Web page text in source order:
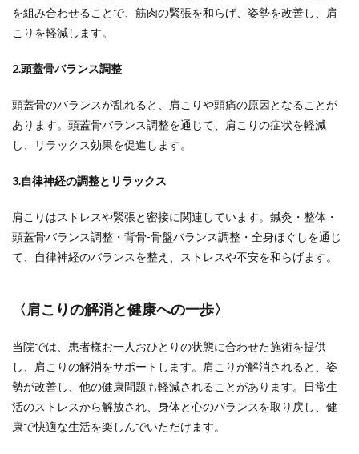
を組み合わせることで、筋肉の緊張を和らげ、姿勢を改善し、肩
こりを軽減します。
2.頭蓋骨バランス調整
頭蓋骨のバランスが乱れると、肩こりや頭痛の原因となることが
あります。頭蓋骨バランス調整を通じて、肩こりの症状を軽減
し、リラックス効果を促進します。
3.自律神経の調整とリラックス
肩こりはストレスや緊張と密接に関連しています。鍼灸・整体・
頭蓋骨バランス調整・背骨-骨盤バランス調整・全身ほぐしを通じ
て、自律神経のバランスを整え、ストレスや不安を和らげます。
〈肩こりの解消と健康への一歩〉
当院では、患者様お一人おひとりの状態に合わせた施術を提供
し、肩こりの解消をサポートします。肩こりが解消されると、姿
勢が改善し、他の健康問題も軽減されることがあります。日常生
活のストレスから解放され、身体と心のバランスを取り戻し、健
康で快適な生活を楽しんでいただけます。